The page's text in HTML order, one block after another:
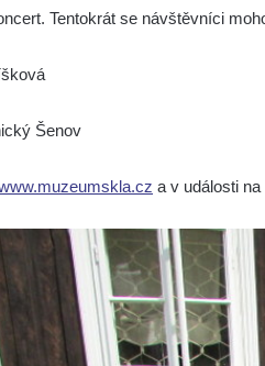
Tentokrát se návštěvníci
Šenov
a v události